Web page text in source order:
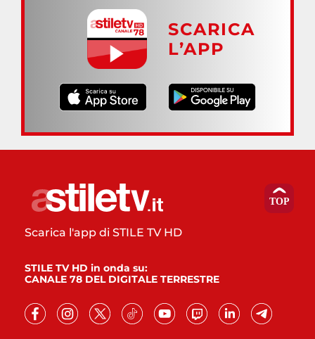
SCARICA
L’APP
Scarica l'app di STILE TV HD
STILE TV HD in onda su:
CANALE 78 DEL DIGITALE TERRESTRE